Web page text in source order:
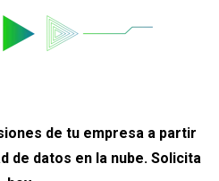
de tu empresa a partir
de datos en la nube. Solicita